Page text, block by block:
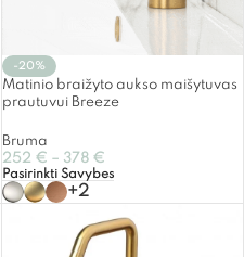
-20%
Matinio braižyto aukso maišytuvas
prautuvui Breeze
Bruma
252 € – 378 €
Pasirinkti Savybes
+2